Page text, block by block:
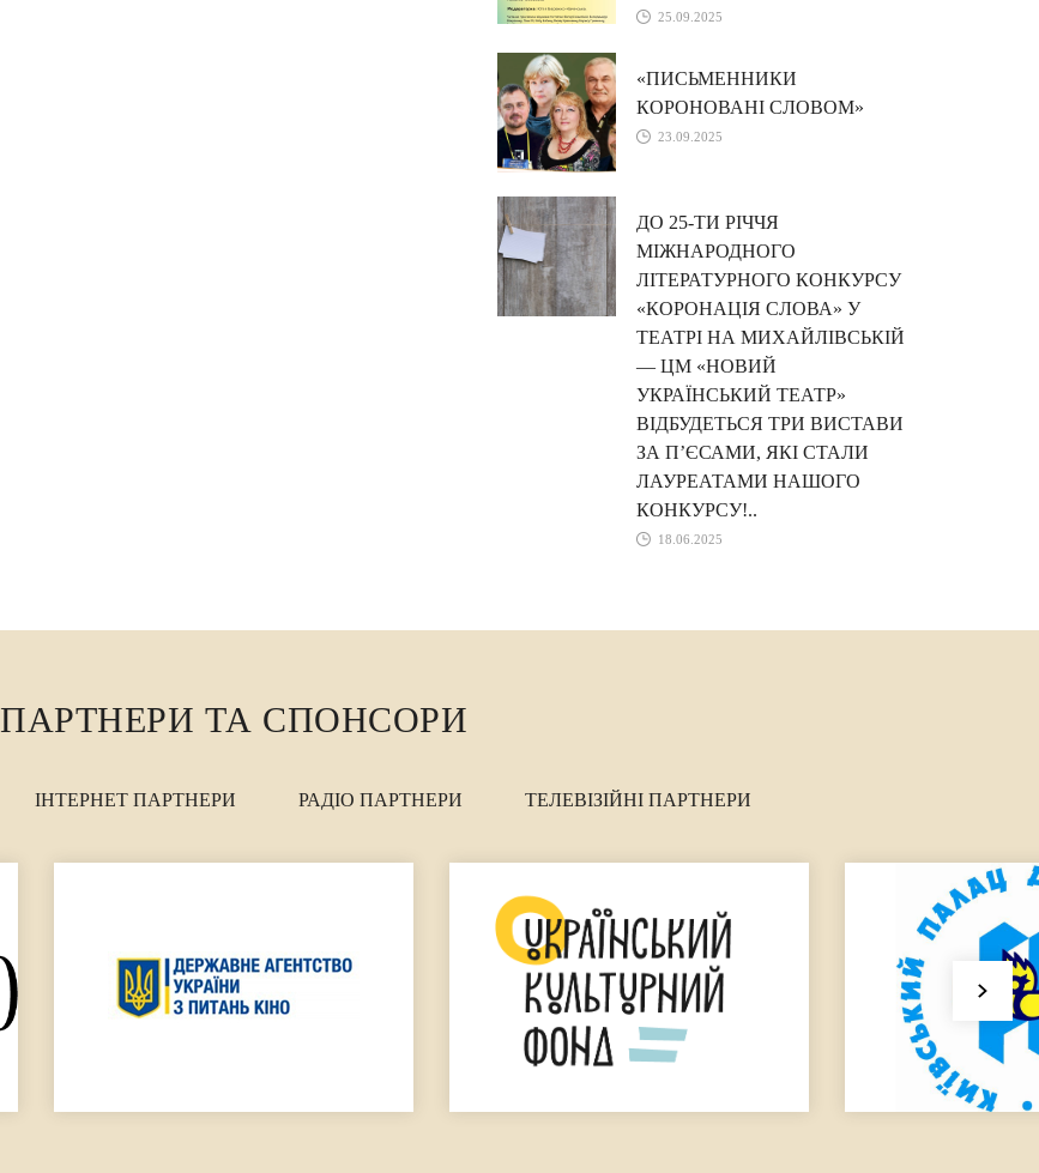
25.09.2025
«ПИСЬМЕННИКИ
КОРОНОВАНІ СЛОВОМ»
23.09.2025
ДО 25-ТИ РІЧЧЯ
МІЖНАРОДНОГО
ЛІТЕРАТУРНОГО КОНКУРСУ
«КОРОНАЦІЯ СЛОВА» У
ТЕАТРІ НА МИХАЙЛІВСЬКІЙ
— ЦМ «НОВИЙ
УКРАЇНСЬКИЙ ТЕАТР»
ВІДБУДЕТЬСЯ ТРИ ВИСТАВИ
ЗА П’ЄСАМИ, ЯКІ СТАЛИ
ЛАУРЕАТАМИ НАШОГО
КОНКУРСУ!..
18.06.2025
ПАРТНЕРИ ТА СПОНСОРИ
ІНТЕРНЕТ ПАРТНЕРИ РАДІО ПАРТНЕРИ ТЕЛЕВІЗІЙНІ ПАРТНЕРИ